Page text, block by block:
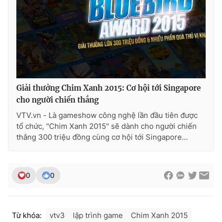
THỜI BÁO VTV
Theo dõi báo trên
Cơ quan chủ quản:Đài Truyền hình Việt Nam
Cơ quan báo chí:Thời báo VTV
Tổng Biên tập:
Tổng đài VTV:024.38 355 931 - 024.38 355 932
Giải thưởng Chim Xanh 2015: Cơ hội tới Singapore
cho người chiến thắng
VTV.vn - Là gameshow công nghệ lần đầu tiên được
tổ chức, "Chim Xanh 2015" sẽ dành cho người chiến
thắng 300 triệu đồng cùng cơ hội tới Singapore...
0 0
Từ khóa: vtv3 lập trình game
Chim Xanh 2015